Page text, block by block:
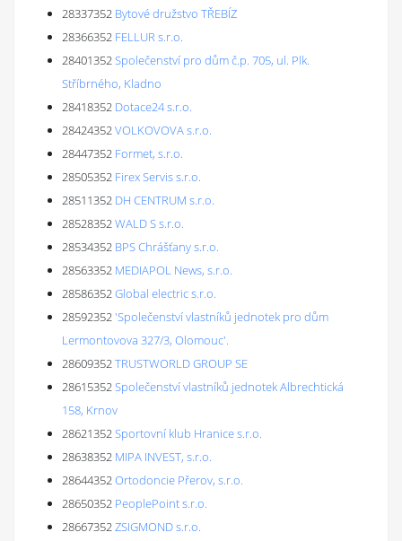
28337352 Bytové družstvo TŘEBÍZ
28366352 FELLUR s.r.o.
28401352Společenství pro dům č.p. 705, ul. Plk.
Stříbrného, Kladno
28418352 Dotace24 s.r.o.
28424352VOLKOVOVA s.r.o.
28447352 Formet, s.r.o.
28505352 Firex Servis s.r.o.
28511352 DH CENTRUM s.r.o.
28528352WALD S s.r.o.
28534352 BPS Chrášťany s.r.o.
28563352 MEDIAPOL News, s.r.o.
28586352Global electric s.r.o.
28592352'Společenství vlastníků jednotek pro dům
Lermontovova 327/3, Olomouc'.
28609352TRUSTWORLD GROUP SE
28615352Společenství vlastníků jednotek Albrechtická
158, Krnov
28621352Sportovní klub Hranice s.r.o.
28638352 MIPA INVEST, s.r.o.
28644352Ortodoncie Přerov, s.r.o.
28650352 PeoplePoint s.r.o.
28667352ZSIGMOND s.r.o.